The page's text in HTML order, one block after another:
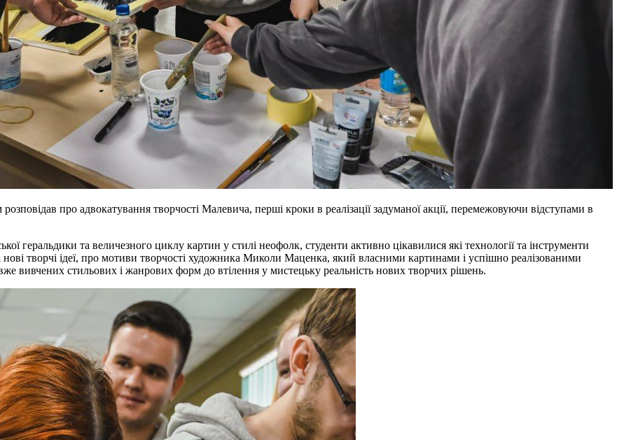
про адвокатування творчості Малевича, перші кроки в реалізації задуманої акції, перемежовуючи відступами в
геральдики та величезного циклу картин у стилі неофолк, студенти активно цікавилися які технології та інструменти
творчі ідеї, про мотиви творчості художника Миколи Маценка, який власними картинами і успішно реалізованими
вивчених стильових і жанрових форм до втілення у мистецьку реальність нових творчих рішень.